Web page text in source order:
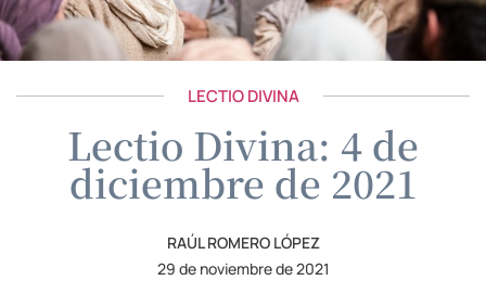
LECTIO DIVINA
Lectio Divina: 4 de
diciembre de 2021
RAÚL ROMERO LÓPEZ
29 de noviembre de 2021